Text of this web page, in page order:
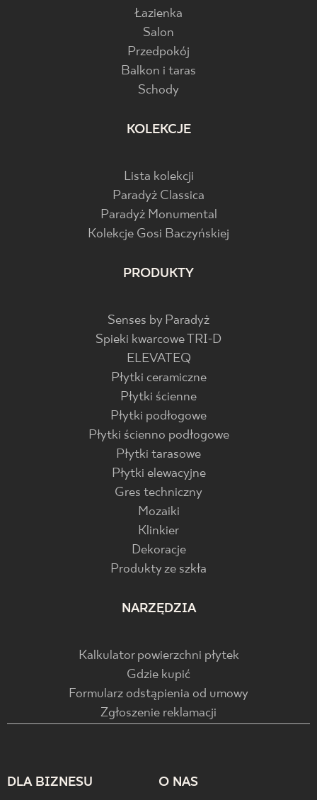
Łazienka
Salon
Przedpokój
Balkon i taras
Schody
KOLEKCJE
Lista kolekcji
Paradyż Classica
Paradyż Monumental
Kolekcje Gosi Baczyńskiej
PRODUKTY
Senses by Paradyż
Spieki kwarcowe TRI-D
ELEVATEQ
Płytki ceramiczne
Płytki ścienne
Płytki podłogowe
Płytki ścienno podłogowe
Płytki tarasowe
Płytki elewacyjne
Gres techniczny
Mozaiki
Klinkier
Dekoracje
Produkty ze szkła
NARZĘDZIA
Kalkulator powierzchni płytek
Gdzie kupić
Formularz odstąpienia od umowy
Zgłoszenie reklamacji
DLA BIZNESU O NAS